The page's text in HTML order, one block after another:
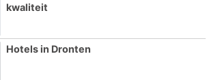
kwaliteit
Hotels in Dronten